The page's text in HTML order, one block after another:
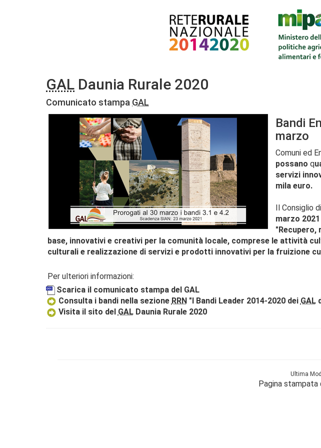
GAL Daunia Rurale 2020
Comunicato stampa GAL
Bandi
marzo
Comuni ed
possano q
servizi
mila euro.
Il Consiglio
marzo
"Recupero,
base, innovativi e creativi per la comunità locale, comprese le attività
culturali e realizzazione di servizi e prodotti innovativi per la fruizione
Per ulteriori informazioni:
Scarica il comunicato stampa del GAL
Consulta i bandi nella sezione RRN"I Bandi Leader 2014-2020 dei GAL
Visita il sito del GALDaunia Rurale 2020
Ultima
Pagina stampata